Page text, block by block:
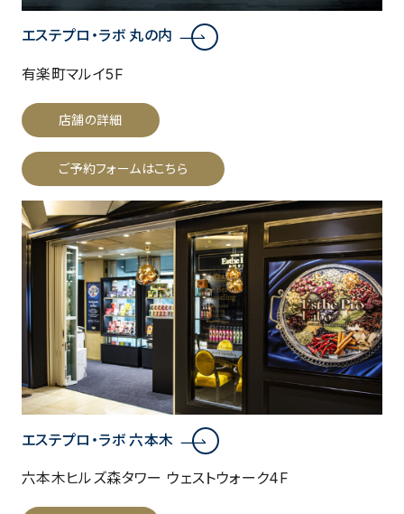
エステプロ・ラボ 丸の内
有楽町マルイ5F
店舗の詳細
ご予約フォームはこちら
エステプロ・ラボ 六本木
六本木ヒルズ森タワー ウェストウォーク4F